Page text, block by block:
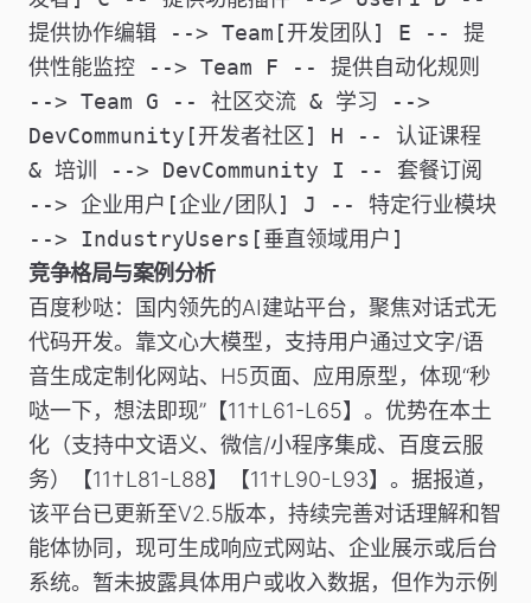
提供协作编辑 --> Team[开发团队] E -- 提
供性能监控 --> Team F -- 提供自动化规则
--> Team G -- 社区交流 & 学习 -->
DevCommunity[开发者社区] H -- 认证课程
& 培训 --> DevCommunity I -- 套餐订阅
--> 企业用户[企业/团队] J -- 特定行业模块
--> IndustryUsers[垂直领域用户]
竞争格局与案例分析
百度秒哒：国内领先的AI建站平台，聚焦对话式无
代码开发。靠文心大模型，支持用户通过文字/语
音生成定制化网站、H5页面、应用原型，体现“秒
哒一下，想法即现”【11†L61-L65】。优势在本土
化（支持中文语义、微信/小程序集成、百度云服
务）【11†L81-L88】【11†L90-L93】。据报道，
该平台已更新至V2.5版本，持续完善对话理解和智
能体协同，现可生成响应式网站、企业展示或后台
系统。暂未披露具体用户或收入数据，但作为示例